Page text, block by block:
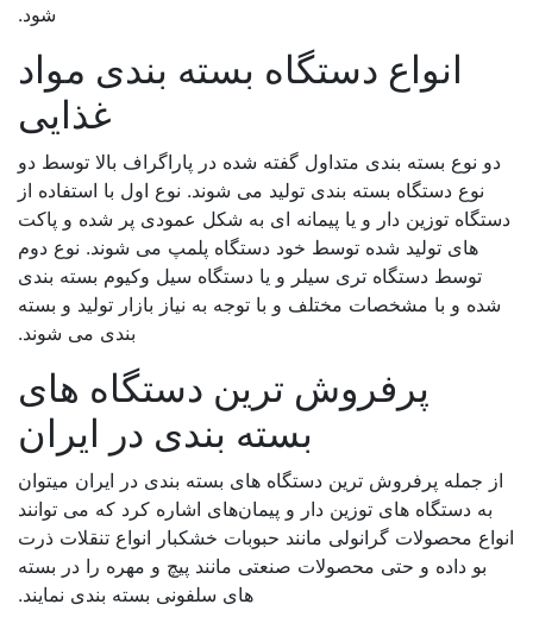
شود.
انواع دستگاه بسته بندی مواد
غذایی
نوع بسته بندی متداول گفته شده در پاراگراف بالا توسط دو
نوع دستگاه بسته بندی تولید می شوند. نوع اول با استفاده از
توزین دار و یا پیمانه ای به شکل عمودی پر شده و پاکت
های تولید شده توسط خود دستگاه پلمپ می شوند. نوع دوم
توسط دستگاه تری سیلر و یا دستگاه سیل وکیوم بسته بندی
و با مشخصات مختلف و با توجه به نیاز بازار تولید و‌ بسته
بندی می شوند.
پرفروش ترین دستگاه های
بسته بندی در ایران
جمله پرفروش ترین دستگاه های بسته بندی در ایران میتوان
به دستگاه های توزین دار و پیمان‌های اشاره کرد که می توانند
محصولات گرانولی مانند حبوبات خشکبار انواع تنقلات ذرت
بو داده و حتی محصولات صنعتی مانند پیچ و مهره را در بسته
های سلفونی بسته بندی نمایند.